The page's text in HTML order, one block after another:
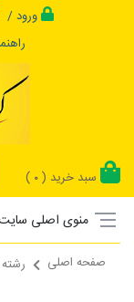
ورود /
سبد خرید ( 0
)
منوی اصلی
صفحه اصلی